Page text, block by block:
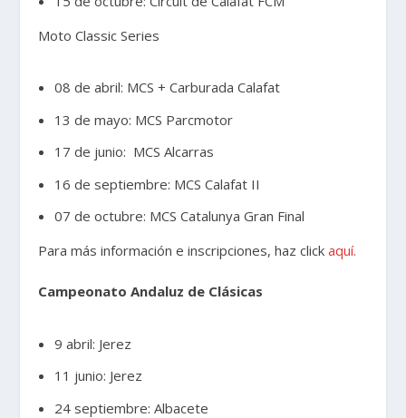
Moto Classic Series
08 de abril: MCS + Carburada Calafat
13 de mayo: MCS Parcmotor
17 de junio: MCS Alcarras
16 de septiembre: MCS Calafat II
07 de octubre: MCS Catalunya Gran Final
Para más información e inscripciones, haz clickaquí.
Campeonato Andaluz de Clásicas
9 abril: Jerez
11 junio: Jerez
24 septiembre: Albacete